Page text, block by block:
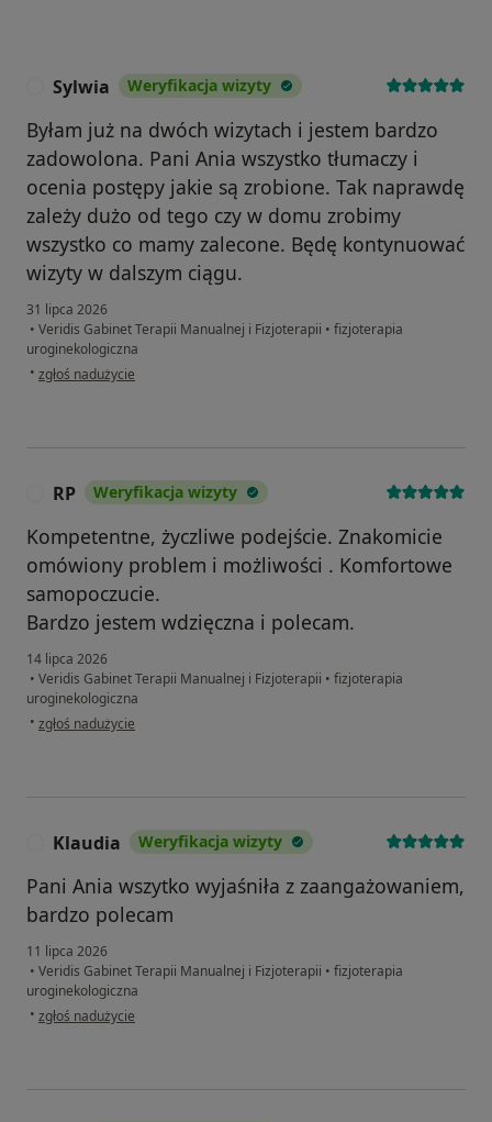
Sylwia Weryfikacja wizyty
Byłam już na dwóch wizytach i jestem bardzo
zadowolona. Pani Ania wszystko tłumaczy i
ocenia postępy jakie są zrobione. Tak naprawdę
zależy dużo od tego czy w domu zrobimy
wszystko co mamy zalecone. Będę kontynuować
wizyty w dalszym ciągu.
31 lipca 2026
• Veridis Gabinet Terapii Manualnej i Fizjoterapii • fizjoterapia
uroginekologiczna
• w opinii użytkownika Sylwia
zgłoś nadużycie
RP Weryfikacja wizyty
Kompetentne, życzliwe podejście. Znakomicie
omówiony problem i możliwości . Komfortowe
samopoczucie.
Bardzo jestem wdzięczna i polecam.
14 lipca 2026
• Veridis Gabinet Terapii Manualnej i Fizjoterapii • fizjoterapia
uroginekologiczna
• w opinii użytkownika RP
zgłoś nadużycie
Klaudia Weryfikacja wizyty
Pani Ania wszytko wyjaśniła z zaangażowaniem,
bardzo polecam
11 lipca 2026
• Veridis Gabinet Terapii Manualnej i Fizjoterapii • fizjoterapia
uroginekologiczna
• w opinii użytkownika Klaudia
zgłoś nadużycie